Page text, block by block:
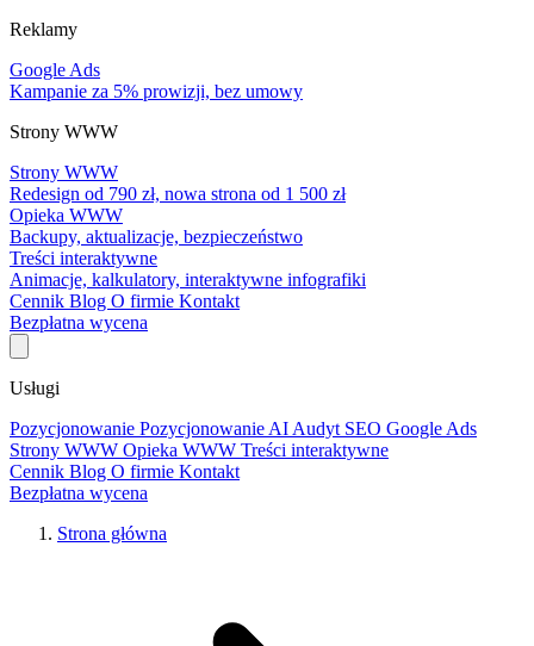
Reklamy
Google Ads
Kampanie za 5% prowizji, bez umowy
Strony WWW
Strony WWW
Redesign od 790 zł, nowa strona od 1 500 zł
Opieka WWW
Backupy, aktualizacje, bezpieczeństwo
Treści interaktywne
Animacje, kalkulatory, interaktywne infografiki
Cennik Blog O firmie Kontakt
Bezpłatna wycena
Usługi
Pozycjonowanie Pozycjonowanie AI Audyt SEO Google Ads
Strony WWW Opieka WWW Treści interaktywne
Cennik Blog O firmie Kontakt
Bezpłatna wycena
Strona główna